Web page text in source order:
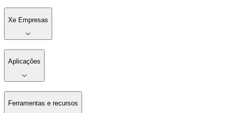
Xe Empresas
Aplicações
Ferramentas e recursos